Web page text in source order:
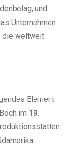
und
Unternehmen
die weltweit
Element
im 19.